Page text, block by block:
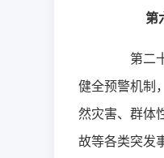
第
第二
健全预警机制
然灾害、群体
故等各类突发